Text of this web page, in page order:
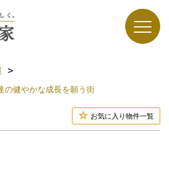
の健やかな成長を願う街
お気に入り物件一覧